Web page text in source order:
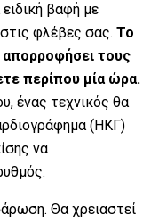
βαφή με
φλέβες σας. Το
απορροφήσει τους
περίπου μία ώρα.
ένας τεχνικός θα
(ΗΚΓ)
να
Θα χρειαστεί